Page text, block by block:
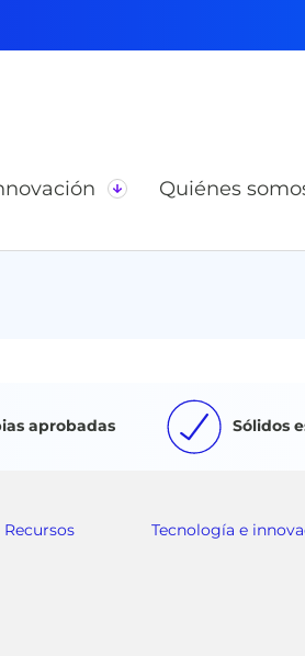
Quiénes
aprobadas Sólidos
Recursos
Tecnología e